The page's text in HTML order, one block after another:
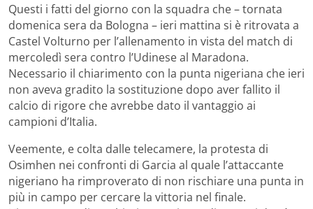
Questi i fatti del giorno con la squadra che – tornata
domenica sera da Bologna – ieri mattina si è ritrovata a
Castel Volturno per l’allenamento in vista del match di
mercoledì sera contro l’Udinese al Maradona.
Necessario il chiarimento con la punta nigeriana che ieri
non aveva gradito la sostituzione dopo aver fallito il
calcio di rigore che avrebbe dato il vantaggio ai
campioni d’Italia.
Veemente, e colta dalle telecamere, la protesta di
Osimhen nei confronti di Garcia al quale l’attaccante
nigeriano ha rimproverato di non rischiare una punta in
più in campo per cercare la vittoria nel finale.